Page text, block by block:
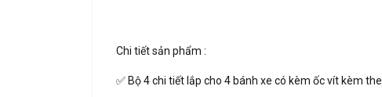
Chi tiết sản phẩm :
✅ Bộ 4 chi tiết lắp cho 4 bánh xe có kèm ốc vít kèm